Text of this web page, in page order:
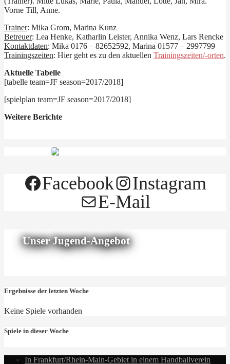
Vorne Till, Anne.
Trainer: Mika Grom, Marina Kunz
Betreuer: Lea Henke, Katharlin Leister, Annika Wenz, Lars Rencke
Kontaktdaten: Mika 0176 – 82652592, Marina 01577 – 2997799
Trainingszeiten: Hier geht es zu den aktuellen Trainingszeiten/-orten.
Aktuelle Tabelle
[tabelle team=JF season=2017/2018]
[spielplan team=JF season=2017/2018]
Weitere Berichte
Facebook
Instagram
E-Mail
Unser Jugend-Angebot
Ergebnisse der letzten Woche
Keine Spiele vorhanden
Spiele in dieser Woche
In Frankfurt/Rhein-Main-Gebiet in einem Handballverein